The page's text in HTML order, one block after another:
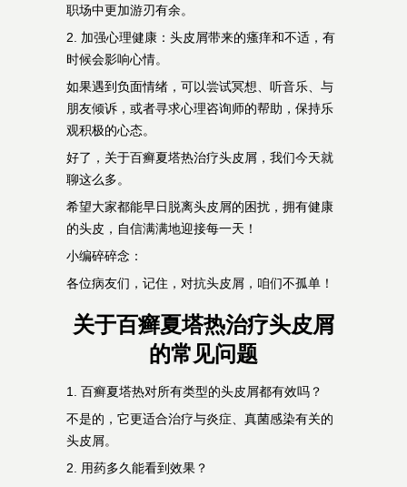
职场中更加游刃有余。
2. 加强心理健康：头皮屑带来的瘙痒和不适，有
时候会影响心情。
如果遇到负面情绪，可以尝试冥想、听音乐、与
朋友倾诉，或者寻求心理咨询师的帮助，保持乐
观积极的心态。
好了，关于百癣夏塔热治疗头皮屑，我们今天就
聊这么多。
希望大家都能早日脱离头皮屑的困扰，拥有健康
的头皮，自信满满地迎接每一天！
小编碎碎念：
各位病友们，记住，对抗头皮屑，咱们不孤单！
关于百癣夏塔热治疗头皮屑
的常见问题
1. 百癣夏塔热对所有类型的头皮屑都有效吗？
不是的，它更适合治疗与炎症、真菌感染有关的
头皮屑。
2. 用药多久能看到效果？